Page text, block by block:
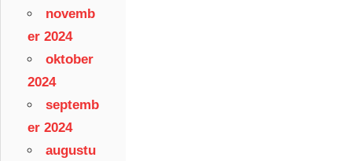
novemb
er 2024
oktober
2024
septemb
er 2024
augustu